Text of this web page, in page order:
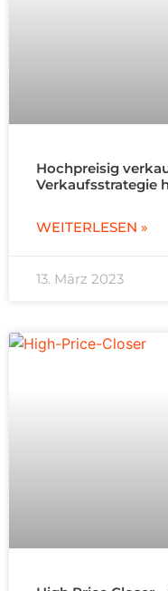
Hochpreisig
Verkaufsstrategie
WEITERLESEN »
13. März 2023